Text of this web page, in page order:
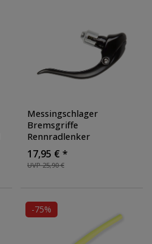
Messingschlager
Bremsgriffe
Rennradlenker
Lenkerend-Bremsgriff-
Set Bullhorn Lenker
Fahrrad Fixie Singlespeed
UVP 25,90 €
17,95 € *
-75%